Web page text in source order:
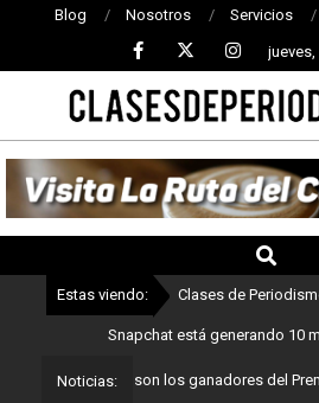
Blog Nosotros Servicios
CLASES
DE
PERIODISMO
Estas viendo: Clases de
Snapchat está generando 10
Noticias:
Estos son los ganadores del Premio